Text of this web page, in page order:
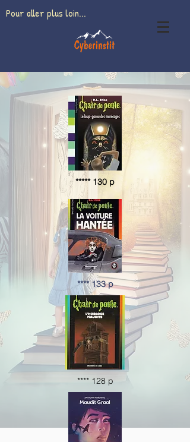
Pour aller plus loin...
***** 130 p
**** 133 p
**** 128 p